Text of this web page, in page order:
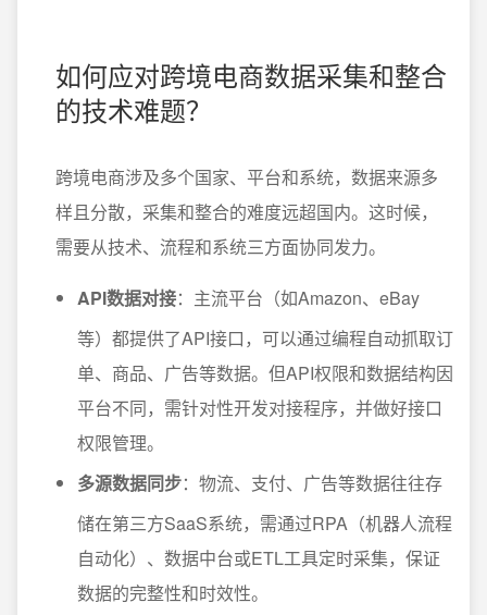
如何应对跨境电商数据采集和整合
的技术难题？
跨境电商涉及多个国家、平台和系统，数据来源多
样且分散，采集和整合的难度远超国内。这时候，
需要从技术、流程和系统三方面协同发力。
API数据对接：主流平台（如Amazon、eBay
等）都提供了API接口，可以通过编程自动抓取订
单、商品、广告等数据。但API权限和数据结构因
平台不同，需针对性开发对接程序，并做好接口
权限管理。
多源数据同步：物流、支付、广告等数据往往存
储在第三方SaaS系统，需通过RPA（机器人流程
自动化）、数据中台或ETL工具定时采集，保证
数据的完整性和时效性。